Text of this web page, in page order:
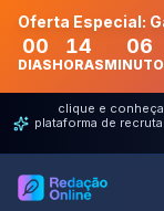
Oferta Especial:
00
DIAS
14
HORAS
06
clique e
plataforma de